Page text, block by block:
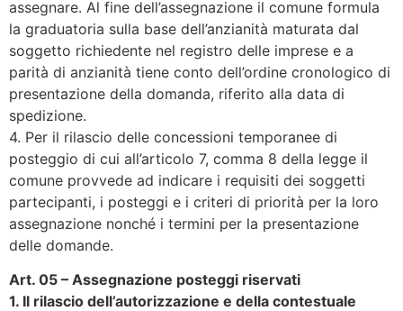
assegnare. Al fine dell’assegnazione il comune formula
la graduatoria sulla base dell’anzianità maturata dal
soggetto richiedente nel registro delle imprese e a
parità di anzianità tiene conto dell’ordine cronologico di
presentazione della domanda, riferito alla data di
spedizione.
4. Per il rilascio delle concessioni temporanee di
posteggio di cui all’articolo 7, comma 8 della legge il
comune provvede ad indicare i requisiti dei soggetti
partecipanti, i posteggi e i criteri di priorità per la loro
assegnazione nonché i termini per la presentazione
delle domande.
Art. 05 – Assegnazione posteggi riservati
1. Il rilascio dell’autorizzazione e della contestuale